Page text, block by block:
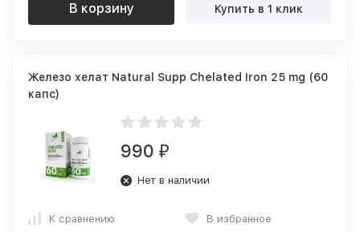
В корзину Купить в 1 клик
Железо хелат Natural Supp Chelated Iron 25 mg (60
капс)
990 ₽
Нет в наличии
К сравнению В избранное